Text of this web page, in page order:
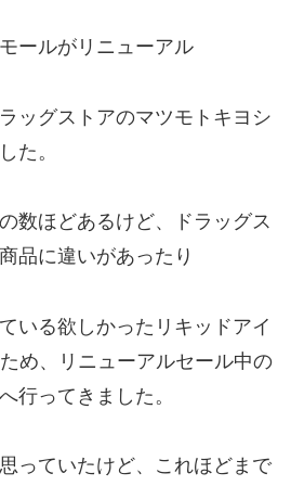
ールがリニューアル
ッグストアのマツモトキヨシ
た。
数ほどあるけど、ドラッグス
品に違いがあったり
いる欲しかったリキッドアイ
め、リニューアルセール中の
行ってきました。
っていたけど、これほどまで